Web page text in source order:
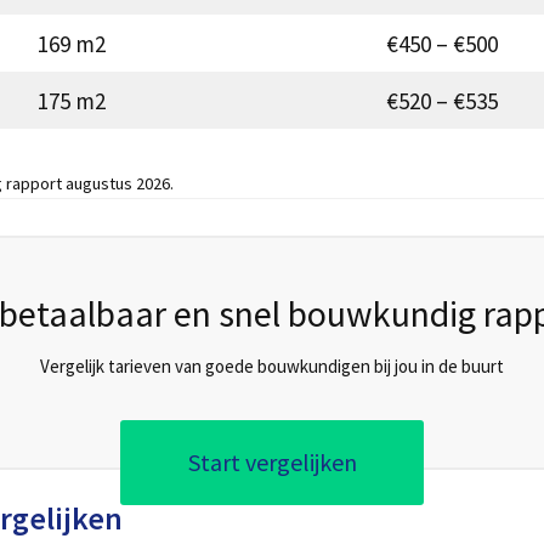
169 m2
€450 – €500
175 m2
€520 – €535
augustus 2026.
en snel bouwkundig
Vergelijk tarieven van goede bouwkundigen bij jou in de buurt
Start vergelijken